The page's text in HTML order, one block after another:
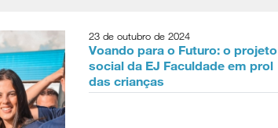
23 de outubro de 2024
Voando para o Futuro: o projeto
social da EJ Faculdade em prol
das crianças